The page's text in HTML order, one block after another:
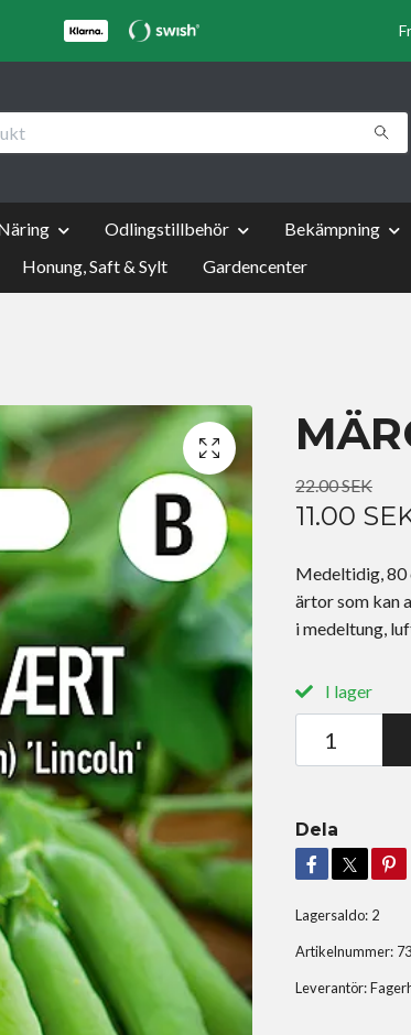
Odlingstillbehör Bekämpning
Honung, Saft & Sylt
Gardencenter
22.00 SEK
11.00
Medeltidig, 80
ärtor som kan
i medeltung,
I lager
Dela
Lagersaldo: 2
Artikelnummer:
Leverantör: